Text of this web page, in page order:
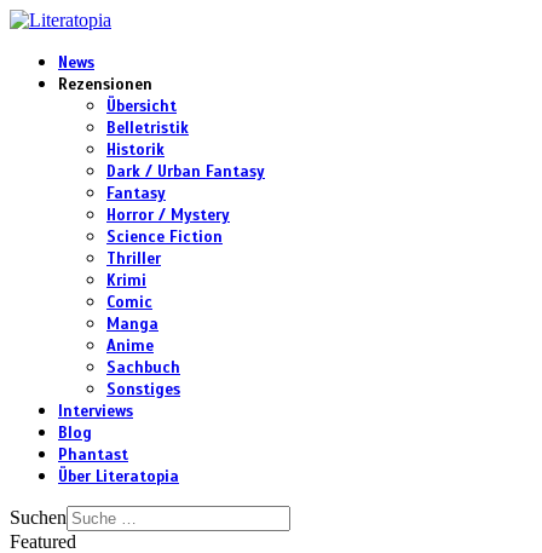
News
Rezensionen
Übersicht
Belletristik
Historik
Dark / Urban Fantasy
Fantasy
Horror / Mystery
Science Fiction
Thriller
Krimi
Comic
Manga
Anime
Sachbuch
Sonstiges
Interviews
Blog
Phantast
Über Literatopia
Suchen
Featured